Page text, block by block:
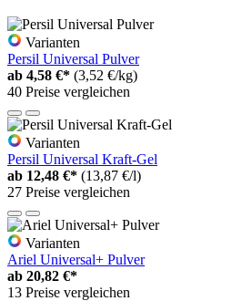
Varianten
Persil Universal Pulver
ab 4,58 €* (3,52 €/kg)
40 Preise vergleichen
Varianten
Persil Universal Kraft-Gel
ab 12,48 €* (13,87 €/l)
27 Preise vergleichen
Varianten
Ariel Universal+ Pulver
ab 20,82 €*
13 Preise vergleichen